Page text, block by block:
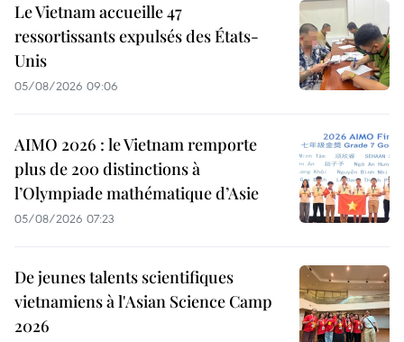
Le Vietnam accueille 47
ressortissants expulsés des États-
Unis
05/08/2026 09:06
AIMO 2026 : le Vietnam remporte
plus de 200 distinctions à
l’Olympiade mathématique d’Asie
05/08/2026 07:23
De jeunes talents scientifiques
vietnamiens à l'Asian Science Camp
2026